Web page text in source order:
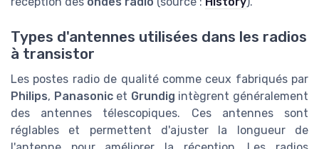
Types d'antennes utilisées dans les radios
à transistor
Les postes radio de qualité comme ceux fabriqués par
Philips, Panasonicet Grundig intègrent généralement
des antennes télescopiques. Ces antennes sont
réglables et permettent d'ajuster la longueur de